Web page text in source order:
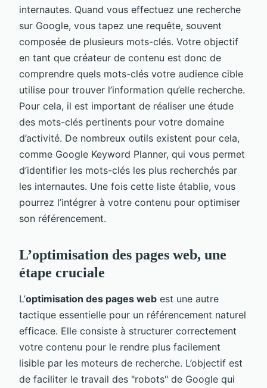
internautes. Quand vous effectuez une recherche
sur Google, vous tapez une requête, souvent
composée de plusieurs mots-clés. Votre objectif
en tant que créateur de contenu est donc de
comprendre quels mots-clés votre audience cible
utilise pour trouver l’information qu’elle recherche.
Pour cela, il est important de réaliser une étude
des mots-clés pertinents pour votre domaine
d’activité. De nombreux outils existent pour cela,
comme Google Keyword Planner, qui vous permet
d’identifier les mots-clés les plus recherchés par
les internautes. Une fois cette liste établie, vous
pourrez l’intégrer à votre contenu pour optimiser
son référencement.
L’optimisation des pages web, une
étape cruciale
L’optimisation des pages web est une autre
tactique essentielle pour un référencement naturel
efficace. Elle consiste à structurer correctement
votre contenu pour le rendre plus facilement
lisible par les moteurs de recherche. L’objectif est
de faciliter le travail des "robots" de Google qui